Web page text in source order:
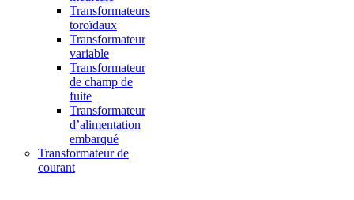
Transformateurs
toroïdaux
Transformateur
variable
Transformateur
de champ de
fuite
Transformateur
d’alimentation
embarqué
Transformateur de
courant